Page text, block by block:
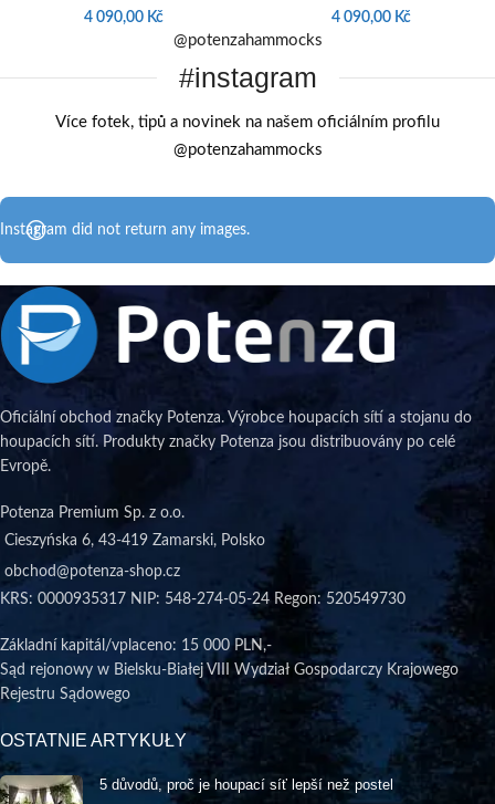
4 090,00 Kč 4 090,00 Kč
@potenzahammocks
#instagram
Více fotek, tipů a novinek na našem oficiálním profilu
@potenzahammocks
Instagram did not return any images.
Oficiální obchod značky Potenza. Výrobce houpacích sítí a stojanu do
houpacích sítí. Produkty značky Potenza jsou distribuovány po celé
Evropě.
Potenza Premium Sp. z o.o.
Cieszyńska 6, 43-419 Zamarski, Polsko
obchod@potenza-shop.cz
KRS: 0000935317 NIP: 548-274-05-24 Regon: 520549730
Základní kapitál/vplaceno: 15 000 PLN,-
Sąd rejonowy w Bielsku-Białej VIII Wydział Gospodarczy Krajowego
Rejestru Sądowego
OSTATNIE ARTYKUŁY
5 důvodů, proč je houpací síť lepší než postel